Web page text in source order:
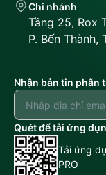
Chi nhánh
Tầng 25, Rox
P. Bến Thành,
Nhận bản tin phân
Quét để tải ứng
Tải ứng
PRO